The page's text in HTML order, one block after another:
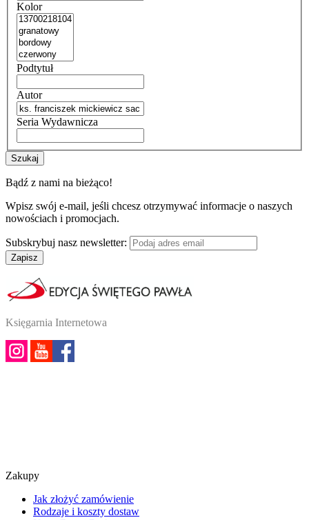
Kolor
Podtytuł
Autor
Seria Wydawnicza
Szukaj
Bądź z nami na bieżąco!
Wpisz swój e-mail, jeśli chcesz otrzymywać informacje o naszych
nowościach i promocjach.
Subskrybuj nasz newsletter:
Zapisz
Księgarnia Internetowa
Zakupy
Jak złożyć zamówienie
Rodzaje i koszty dostaw